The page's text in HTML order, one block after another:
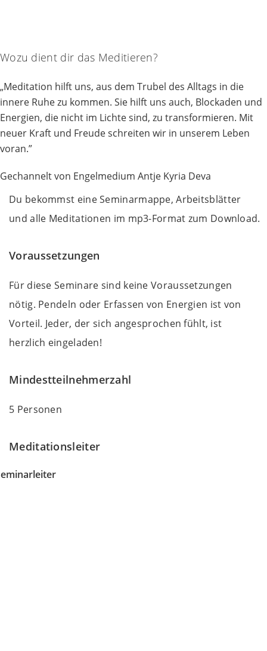
Wozu dient dir das Meditieren?
„Meditation hilft uns, aus dem Trubel des Alltags in die
innere Ruhe zu kommen. Sie hilft uns auch, Blockaden und
Energien, die nicht im Lichte sind, zu transformieren. Mit
neuer Kraft und Freude schreiten wir in unserem Leben
voran.”
Gechannelt von Engelmedium Antje Kyria Deva
Du bekommst eine Seminarmappe, Arbeitsblätter
und alle Meditationen im mp3-Format zum Download.
Voraussetzungen
Für diese Seminare sind keine Voraussetzungen
nötig. Pendeln oder Erfassen von Energien ist von
Vorteil. Jeder, der sich angesprochen fühlt, ist
herzlich eingeladen!
Mindestteilnehmerzahl
5 Personen
Meditationsleiter